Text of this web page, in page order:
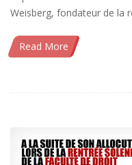
Weisberg, fondateur de la
Read More